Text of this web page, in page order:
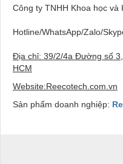
Công ty TNHH Khoa học và
Hotline/WhatsApp/Zalo/
Địa chỉ: 39/2/4a Đường số
HCM
Website:Reecotech.com.vn
Sản phẩm doanh nghiệp: